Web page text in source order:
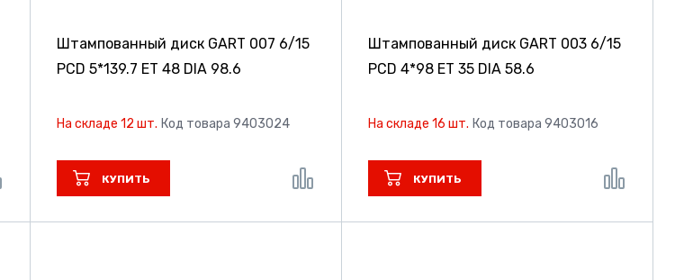
Штампованный диск GART 007 6/15
PCD 5*139.7 ET 48 DIA 98.6
На складе 12 шт. Код товара 9403024
КУПИТЬ
Штампованный диск GART 003 6/15
PCD 4*98 ET 35 DIA 58.6
На складе 16 шт. Код товара 9403016
КУПИТЬ